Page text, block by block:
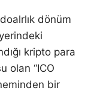
dönüm
kripto para
olan “ICO
bir